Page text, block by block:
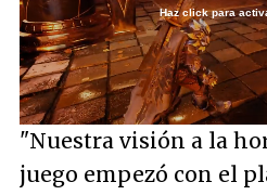
Unmute
Loaded:
23.91%
Haz click para
"Nuestra visión a la
juego empezó con el